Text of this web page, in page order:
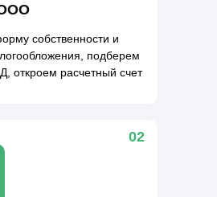
собственности и
подберем
откроем расчетный счет
02